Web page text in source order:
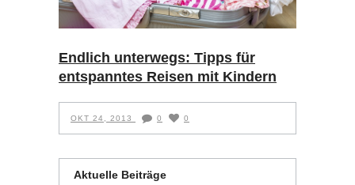
Endlich unterwegs: Tipps für
entspanntes Reisen mit Kindern
OKT 24, 2013 0 0
Aktuelle Beiträge